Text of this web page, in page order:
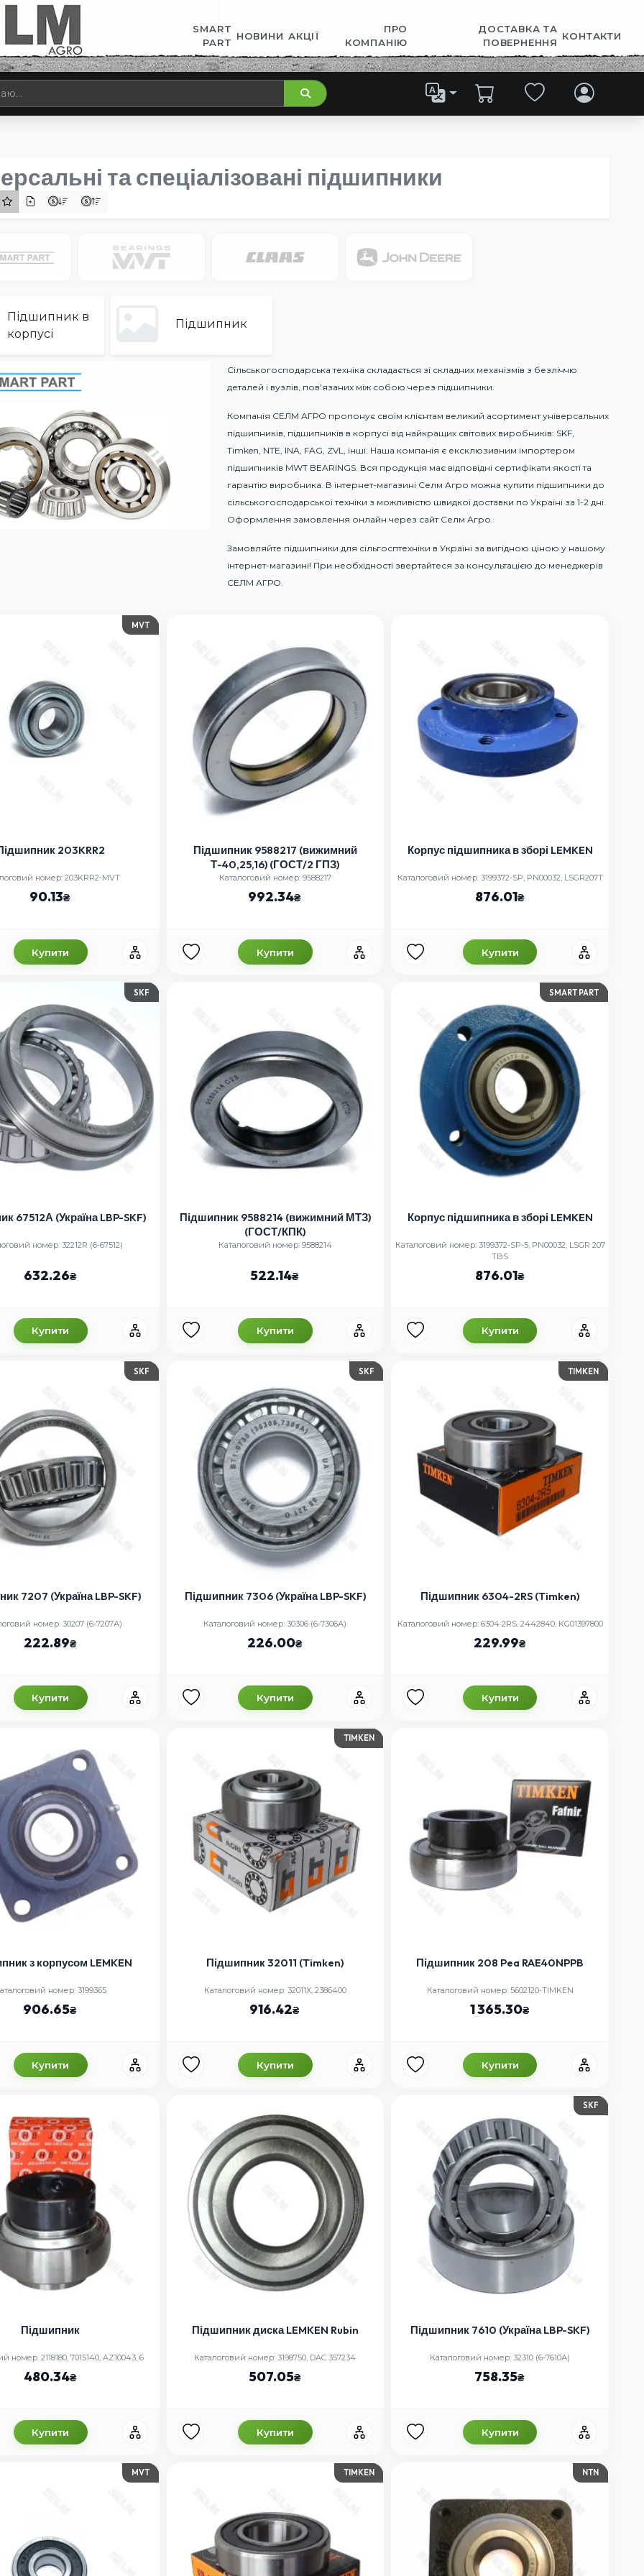
SMART
PART
НОВИНИ АКЦІЇ
ПРО
КОМПАНІЮ
ДОСТАВКА ТА
ПОВЕРНЕННЯ
КОНТАКТИ
та спеціалізовані підшипники
Підшипник в
корпусі
Підшипник
Сільськогосподарська техніка складається зі складних механізмів з безліччю
деталей і вузлів, пов'язаних між собою через підшипники.
Компанія СЕЛМ АГРО пропонує своїм клієнтам великий асортимент універсальних
підшипників, підшипників в корпусі від найкращих світових виробників: SKF,
Timken, NTE, INA, FAG, ZVL, інші. Наша компанія є ексклюзивним імпортером
підшипників MWT BEARINGS. Вся продукція має відповідні сертифікати якості та
гарантію виробника. В інтернет-магазині Селм Агро можна купити підшипники до
сільськогосподарської техніки з можливістю швидкої доставки по Україні за 1-2 дні.
Оформлення замовлення онлайн через сайт Селм Агро.
Замовляйте підшипники для сільгосптехніки в Україні за вигідною ціною у нашому
інтернет-магазині! При необхідності звертайтеся за консультацією до менеджерів
СЕЛМ АГРО.
MVT
203KRR2
номер: 203KRR2-MVT
90.13
Купити
Підшипник 9588217 (вижимний
Т-40,25,16) (ГОСТ/2 ГПЗ)
Каталоговий номер: 9588217
992.34
Купити
Корпус підшипника в зборі LEMKEN
Каталоговий номер: 3199372-SP, PN00032, LSGR207T
876.01
Купити
SKF
67512А (Україна LBP-SKF)
номер: 32212R (6-67512)
632.26
Купити
Підшипник 9588214 (вижимний МТЗ)
(ГОСТ/КПК)
Каталоговий номер: 9588214
522.14
Купити
SMART PART
Корпус підшипника в зборі LEMKEN
Каталоговий номер: 3199372-SP-5, PN00032, LSGR 207
TBS
876.01
Купити
SKF
7207 (Україна LBP-SKF)
номер: 30207 (6-7207А)
222.89
Купити
SKF
Підшипник 7306 (Україна LBP-SKF)
Каталоговий номер: 30306 (6-7306А)
226.00
Купити
TIMKEN
Підшипник 6304-2RS (Timken)
Каталоговий номер: 6304 2RS, 2442840, KG01397800
229.99
Купити
з корпусом LEMKEN
номер: 3199365
906.65
Купити
TIMKEN
Підшипник 32011 (Timken)
Каталоговий номер: 32011X, 2386400
916.42
Купити
Підшипник 208 Pea RAE40NPPB
Каталоговий номер: 5602120-TIMKEN
1 365.30
Купити
Підшипник
номер: 2118180, 7015140, AZ10043, 6
480.34
Купити
Підшипник диска LEMKEN Rubin
Каталоговий номер: 3198750, DAC 357234
507.05
Купити
SKF
Підшипник 7610 (Україна LBP-SKF)
Каталоговий номер: 32310 (6-7610А)
758.35
Купити
MVT TIMKEN NTN